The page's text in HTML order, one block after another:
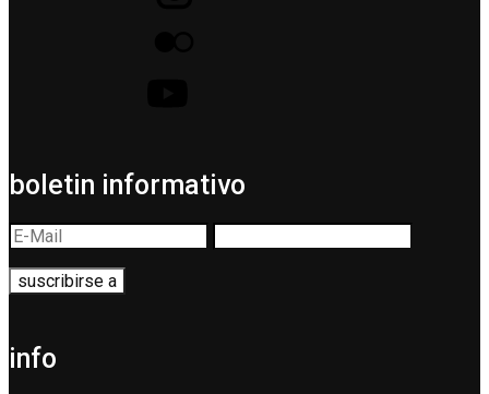
boletin informativo
info